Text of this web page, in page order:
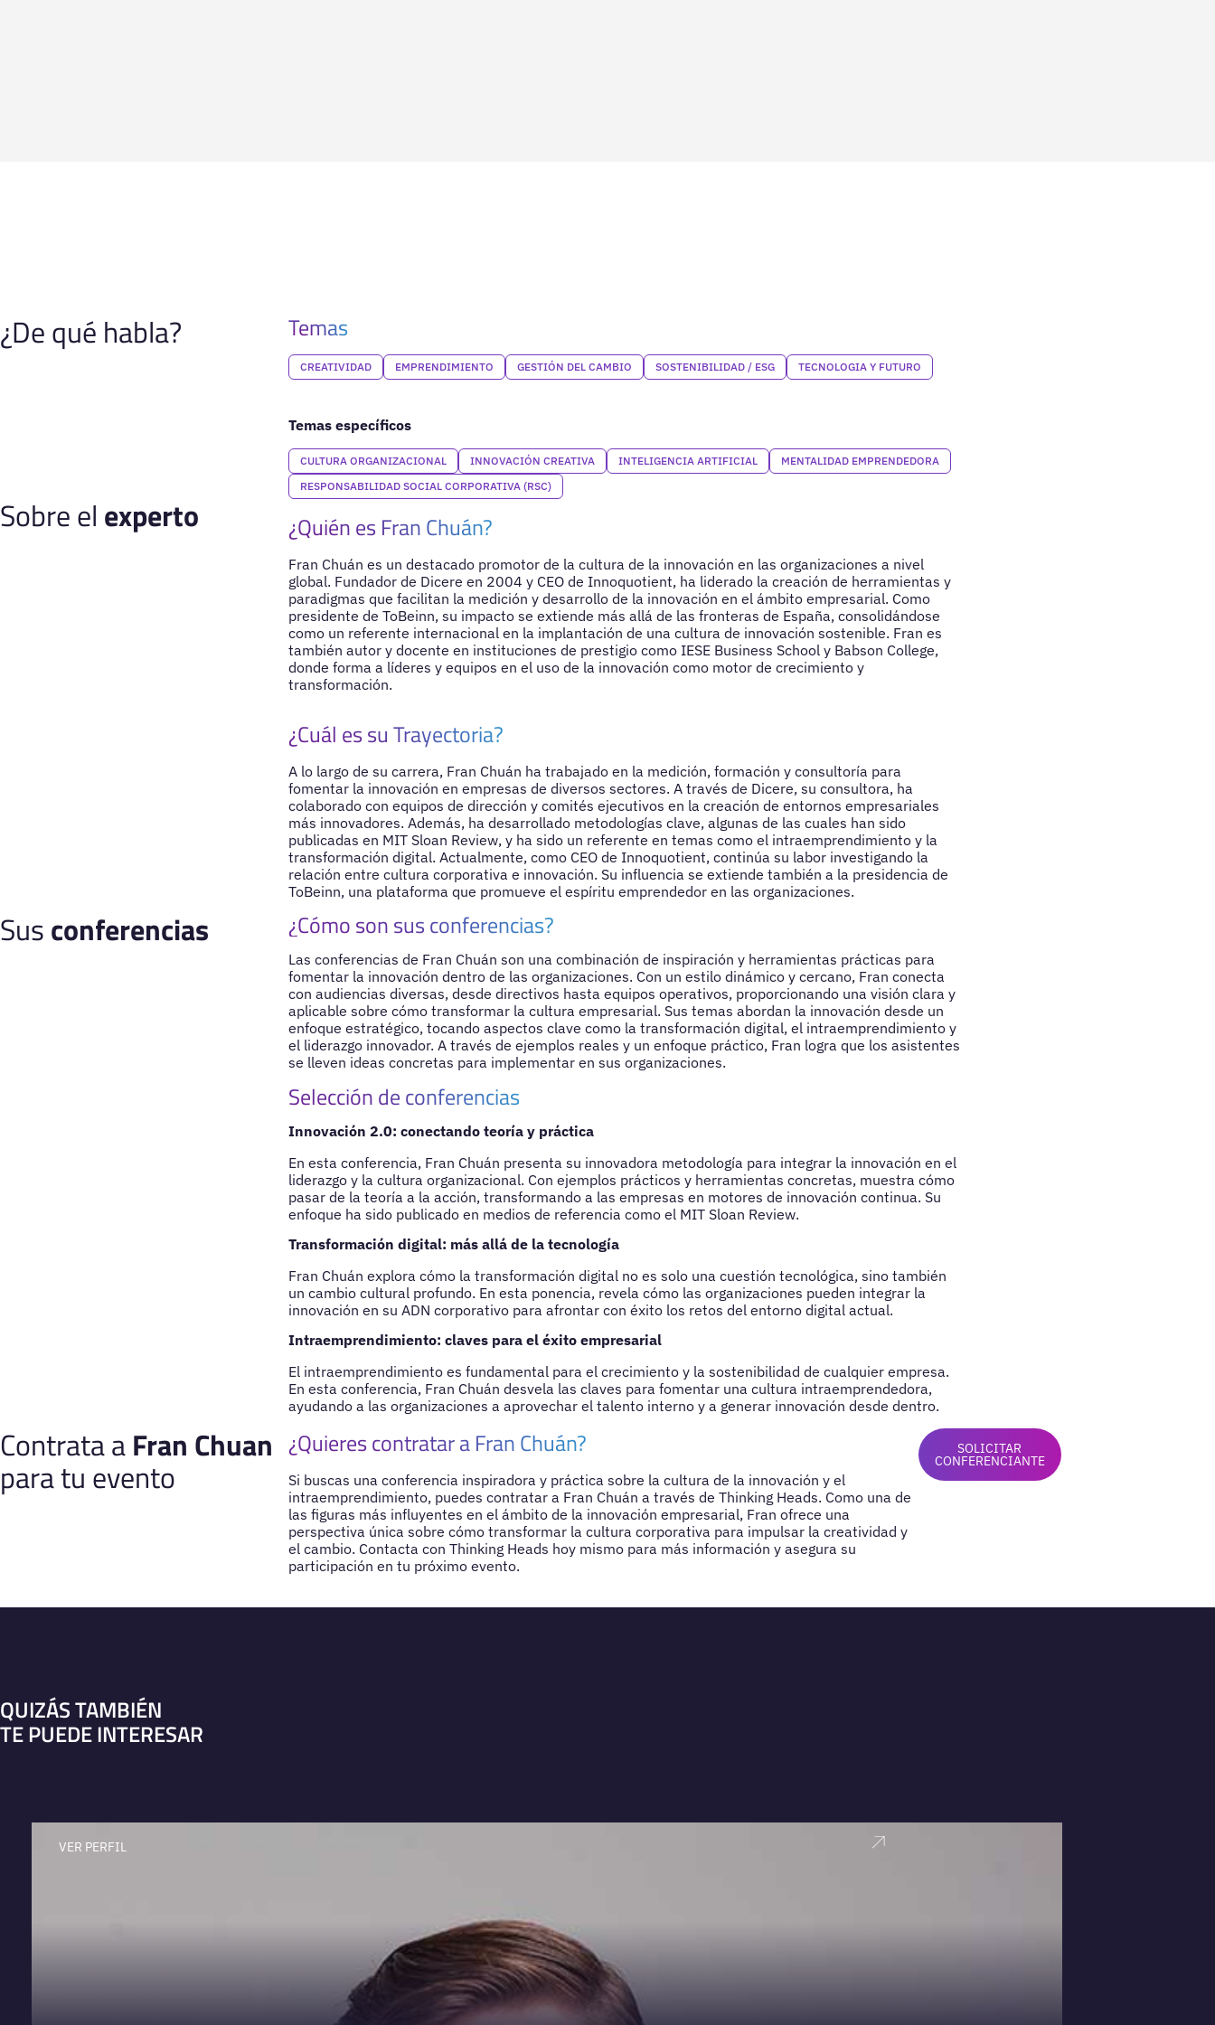
¿De qué habla? Temas
CREATIVIDAD EMPRENDIMIENTO GESTIÓN DEL CAMBIO SOSTENIBILIDAD / ESG TECNOLOGIA Y FUTURO
Temas específicos
CULTURA ORGANIZACIONAL INNOVACIÓN CREATIVA INTELIGENCIA ARTIFICIAL
MENTALIDAD EMPRENDEDORA
RESPONSABILIDAD SOCIAL CORPORATIVA (RSC)
Sobre el experto ¿Quién es Fran Chuán?
Fran Chuán es un destacado promotor de la cultura de la innovación en las organizaciones a nivel
global. Fundador de Dicere en 2004 y CEO de Innoquotient, ha liderado la creación de herramientas y
paradigmas que facilitan la medición y desarrollo de la innovación en el ámbito empresarial. Como
presidente de ToBeinn, su impacto se extiende más allá de las fronteras de España, consolidándose
como un referente internacional en la implantación de una cultura de innovación sostenible. Fran es
también autor y docente en instituciones de prestigio como IESE Business School y Babson College,
donde forma a líderes y equipos en el uso de la innovación como motor de crecimiento y
transformación.
¿Cuál es su Trayectoria?
A lo largo de su carrera, Fran Chuán ha trabajado en la medición, formación y consultoría para
fomentar la innovación en empresas de diversos sectores. A través de Dicere, su consultora, ha
colaborado con equipos de dirección y comités ejecutivos en la creación de entornos empresariales
más innovadores. Además, ha desarrollado metodologías clave, algunas de las cuales han sido
publicadas en MIT Sloan Review, y ha sido un referente en temas como el intraemprendimiento y la
transformación digital. Actualmente, como CEO de Innoquotient, continúa su labor investigando la
relación entre cultura corporativa e innovación. Su influencia se extiende también a la presidencia de
ToBeinn, una plataforma que promueve el espíritu emprendedor en las organizaciones.
Susconferencias ¿Cómo son sus conferencias?
Las conferencias de Fran Chuán son una combinación de inspiración y herramientas prácticas para
fomentar la innovación dentro de las organizaciones. Con un estilo dinámico y cercano, Fran conecta
con audiencias diversas, desde directivos hasta equipos operativos, proporcionando una visión clara y
aplicable sobre cómo transformar la cultura empresarial. Sus temas abordan la innovación desde un
enfoque estratégico, tocando aspectos clave como la transformación digital, el intraemprendimiento y
el liderazgo innovador. A través de ejemplos reales y un enfoque práctico, Fran logra que los asistentes
se lleven ideas concretas para implementar en sus organizaciones.
Selección de conferencias
Innovación 2.0: conectando teoría y práctica
En esta conferencia, Fran Chuán presenta su innovadora metodología para integrar la innovación en el
liderazgo y la cultura organizacional. Con ejemplos prácticos y herramientas concretas, muestra cómo
pasar de la teoría a la acción, transformando a las empresas en motores de innovación continua. Su
enfoque ha sido publicado en medios de referencia como el MIT Sloan Review.
Transformación digital: más allá de la tecnología
Fran Chuán explora cómo la transformación digital no es solo una cuestión tecnológica, sino también
un cambio cultural profundo. En esta ponencia, revela cómo las organizaciones pueden integrar la
innovación en su ADN corporativo para afrontar con éxito los retos del entorno digital actual.
Intraemprendimiento: claves para el éxito empresarial
El intraemprendimiento es fundamental para el crecimiento y la sostenibilidad de cualquier empresa.
En esta conferencia, Fran Chuán desvela las claves para fomentar una cultura intraemprendedora,
ayudando a las organizaciones a aprovechar el talento interno y a generar innovación desde dentro.
Contrata aFran Chuan
para tu evento
¿Quieres contratar a Fran Chuán?
Si buscas una conferencia inspiradora y práctica sobre la cultura de la innovación y el
intraemprendimiento, puedes contratar a Fran Chuán a través de Thinking Heads. Como una de
las figuras más influyentes en el ámbito de la innovación empresarial, Fran ofrece una
perspectiva única sobre cómo transformar la cultura corporativa para impulsar la creatividad y
el cambio. Contacta con Thinking Heads hoy mismo para más información y asegura su
participación en tu próximo evento.
SOLICITAR
CONFERENCIANTE
QUIZÁS TAMBIÉN
TE PUEDE INTERESAR
VER PERFIL